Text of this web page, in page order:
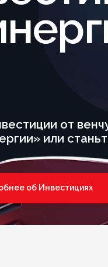
от
или
об Инвестициях